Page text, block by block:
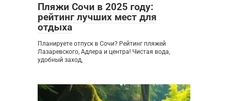
Пляжи Сочи в 2025 году:
рейтинг лучших мест для
отдыха
Планируете отпуск в Сочи? Рейтинг пляжей
Лазаревского, Адлера и центра! Чистая вода,
удобный заход,